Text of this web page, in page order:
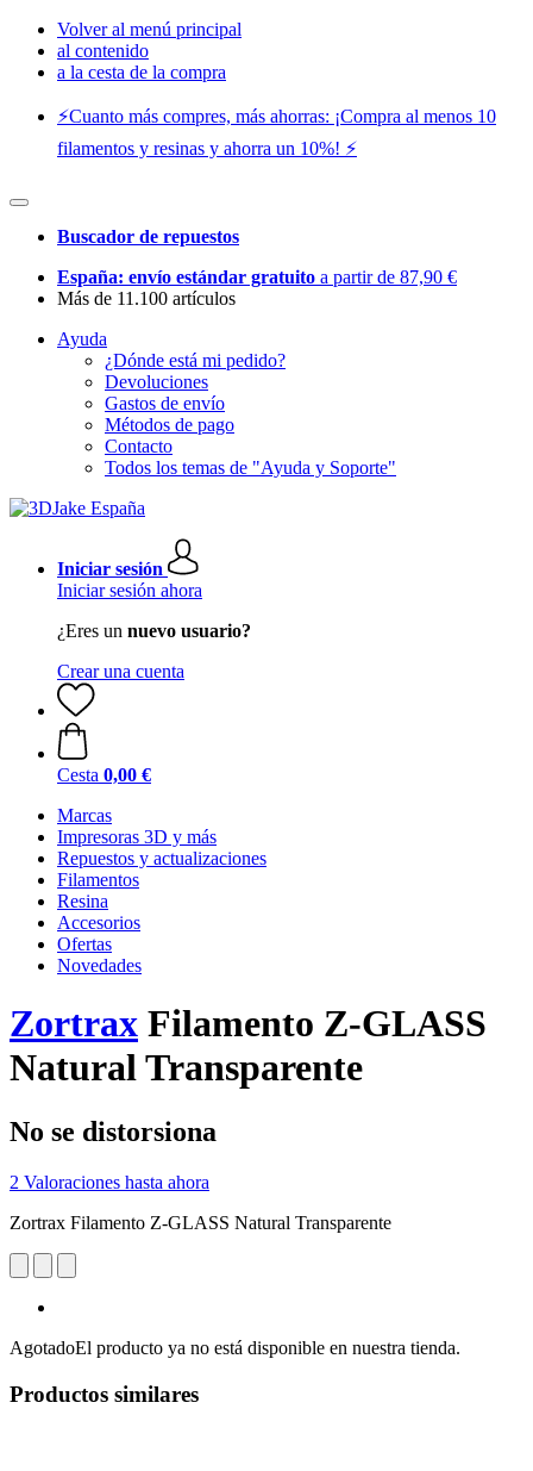
Volver al menú principal
al contenido
a la cesta de la compra
⚡️Cuanto más compres, más ahorras: ¡Compra al menos 10
filamentos y resinas y ahorra un 10%! ⚡️
Buscador de repuestos
España: envío estándar gratuito a partir de 87,90 €
Más de 11.100 artículos
Ayuda
¿Dónde está mi pedido?
Devoluciones
Gastos de envío
Métodos de pago
Contacto
Todos los temas de "Ayuda y Soporte"
Iniciar sesión
Iniciar sesión ahora
¿Eres un nuevo usuario?
Crear una cuenta
Cesta 0,00 €
Marcas
Impresoras 3D y más
Repuestos y actualizaciones
Filamentos
Resina
Accesorios
Ofertas
Novedades
Zortrax Filamento Z-GLASS
Natural Transparente
No se distorsiona
2 Valoraciones hasta ahora
Zortrax Filamento Z-GLASS Natural Transparente
AgotadoEl producto ya no está disponible en nuestra tienda.
Productos similares